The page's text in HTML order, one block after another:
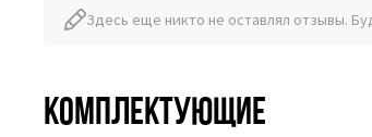
Здесь еще никто не оставлял отзывы.
Комплектующие